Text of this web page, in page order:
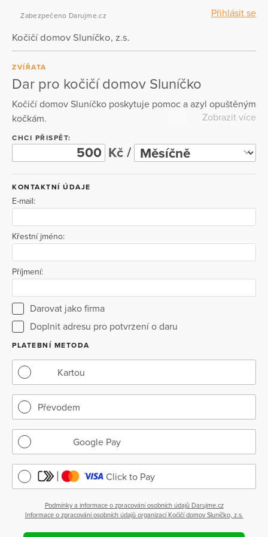
Přihlásit se
Zabezpečeno Darujme.cz
Kočičí domov Sluníčko, z.s.
ZVÍŘATA
Dar pro kočičí domov Sluníčko
Kočičí domov Sluníčko poskytuje pomoc a azyl opuštěným
kočkám.
Zobrazit více
CHCI PŘISPĚT:
Kč /
KONTAKTNÍ ÚDAJE
E-mail:
Křestní jméno:
Příjmení:
Darovat jako firma
Doplnit adresu pro potvrzení o daru
PLATEBNÍ METODA
Kartou
Převodem
Google Pay
Click to Pay
Podmínky a informace o zpracování osobních údajů Darujme.cz
Informace o zpracování osobních údajů organizací Kočičí domov Sluníčko, z.s.